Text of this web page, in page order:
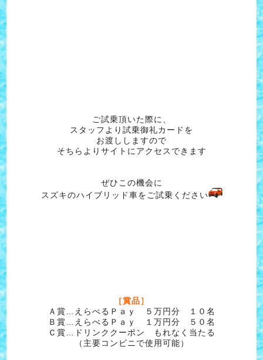
ご試乗頂いた際に、
スタッフより試乗御礼カードを
お渡ししますので
そちらよりサイトにアクセスできます
ぜひこの機会に
スズキのハイブリッド車をご試乗ください
［賞品］
Ａ賞…えらべるＰａｙ ５万円分 １０名
Ｂ賞…えらべるＰａｙ １万円分 ５０名
Ｃ賞…ドリンククーポン もれなく当たる
（主要コンビニで使用可能）